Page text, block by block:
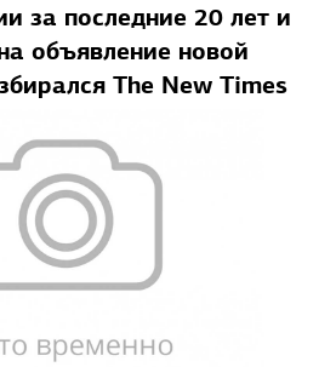
за последние 20 лет и
объявление новой
The New Times